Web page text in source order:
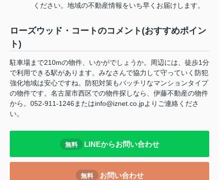
ください。地域の不動産情報をいち早くお届けします。
ローズウッド・コートのコメント(おすすめポイン
ト)
駐車場まで210mの物件、いかがでしょうか。周辺には、徒歩1分
で利用できる駅があります。みなさんで協力して守っていく防犯
強化地域は安心ですね。防犯対策もバッチリなマンションタイプ
の物件です。名古屋市西区での物件探しなら、伊藤不動産の物件
から。052-911-1246またはinfo@iznet.co.jpよりご連絡くださ
い。
無料 LINEからお問い合わせ
無料 お問い合わせ